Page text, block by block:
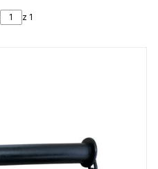
z 1